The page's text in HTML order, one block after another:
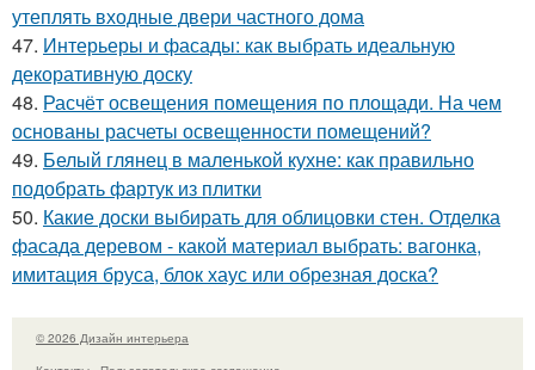
утеплять входные двери частного дома
47. Интерьеры и фасады: как выбрать идеальную
декоративную доску
48. Расчёт освещения помещения по площади. На чем
основаны расчеты освещенности помещений?
49. Белый глянец в маленькой кухне: как правильно
подобрать фартук из плитки
50. Какие доски выбирать для облицовки стен. Отделка
фасада деревом - какой материал выбрать: вагонка,
имитация бруса, блок хаус или обрезная доска?
© 2026 Дизайн интерьера